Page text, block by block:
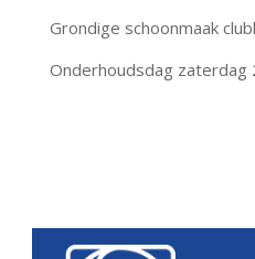
Grondige schoonmaak
Onderhoudsdag zaterdag